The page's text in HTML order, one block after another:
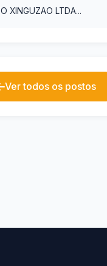
XINGUZAO LTDA...
Ver todos os postos